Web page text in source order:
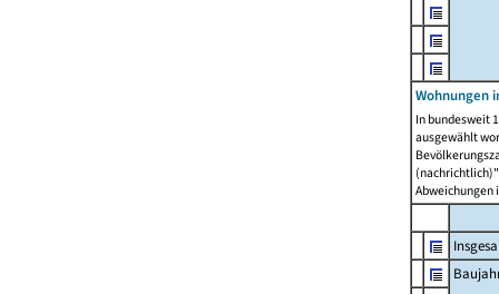
Wohnungen
In bundesweit
ausgewählt
Abweichungen